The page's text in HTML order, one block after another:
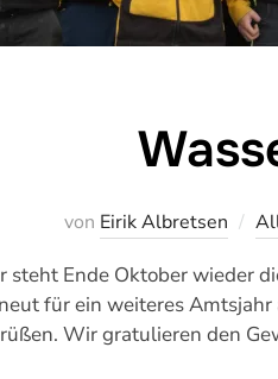
von Eirik Albretsen
steht Ende Oktober wieder
für ein weiteres
Wir gratulieren den